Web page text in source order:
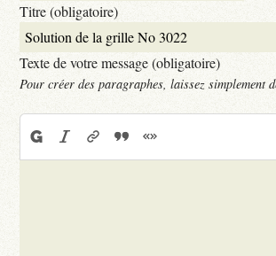
Titre (obligatoire)
Texte de votre message (obligatoire)
Pour créer des paragraphes, laissez simplement